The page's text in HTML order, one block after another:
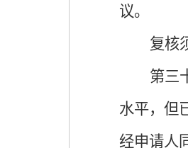
议。
复核
第三
水平，但
经申请人